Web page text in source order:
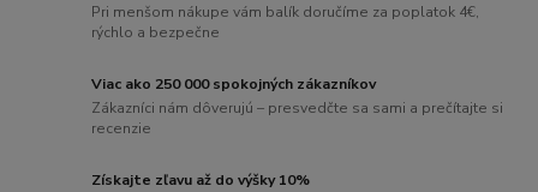
Pri menšom nákupe vám balík doručíme za poplatok 4€,
rýchlo a bezpečne
Viac ako 250 000 spokojných zákazníkov
Zákazníci nám dôverujú – presvedčte sa sami a prečítajte si
recenzie
Získajte zľavu až do výšky 10%